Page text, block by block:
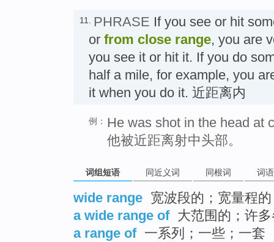
11. PHRASE If you see or hit
or from close range, you are
you see it or hit it. If you do
half a mile, for example, you
it when you do it. 近距离内
例： He was shot in the head at
他被近距离射中头部。
词组短语 同近义词 同根词 词
wide range 宽波段的；宽量程的
a wide range of 大范围的；许
a range of 一系列；一些；一套